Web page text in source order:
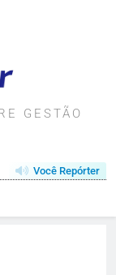
GESTÃO
Você Repórter